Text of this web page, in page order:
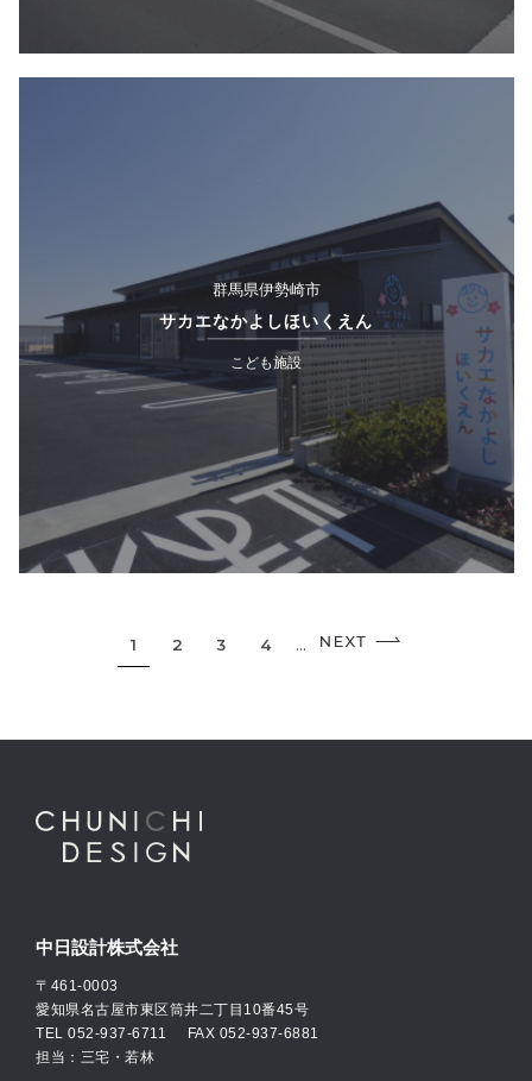
群馬県伊勢崎市
サカエなかよしほいくえん
こども施設
1 2 3 4 ...
中日設計株式会社
〒461-0003
愛知県名古屋市東区筒井二丁目10番45号
TEL 052-937-6711 FAX 052-937-6881
担当：三宅・若林